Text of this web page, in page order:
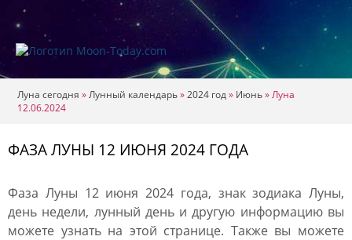
Луна сегодня »Лунный календарь»2024 год» Июнь»Луна
12.06.2024
ФАЗА ЛУНЫ 12 ИЮНЯ 2024 ГОДА
Фаза Луны 12 июня 2024 года, знак зодиака Луны,
день недели, лунный день и другую информацию вы
можете узнать на этой странице. Также вы можете